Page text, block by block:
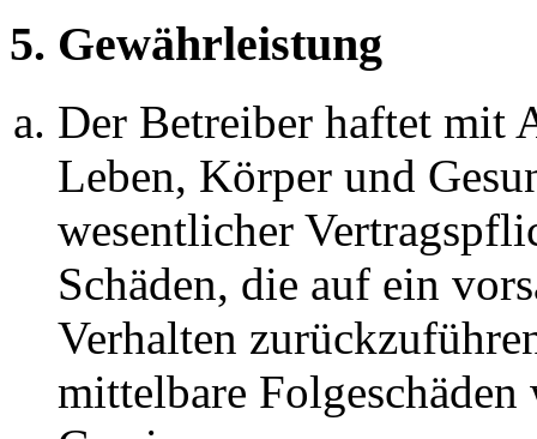
5. Gewährleistung
Der Betreiber haftet mit
Leben, Körper und
wesentlicher
Schäden, die auf ein
Verhalten
mittelbare Folgeschäden